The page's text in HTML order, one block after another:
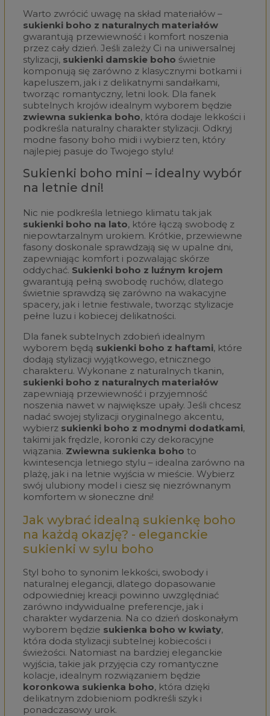
Warto zwrócić uwagę na skład materiałów –
sukienki boho z naturalnych materiałów
gwarantują przewiewność i komfort noszenia
przez cały dzień. Jeśli zależy Ci na uniwersalnej
stylizacji, sukienki damskie boho świetnie
komponują się zarówno z klasycznymi botkami i
kapeluszem, jak i z delikatnymi sandałkami,
tworząc romantyczny, letni look. Dla fanek
subtelnych krojów idealnym wyborem będzie
zwiewna sukienka boho, która dodaje lekkości i
podkreśla naturalny charakter stylizacji. Odkryj
modne fasony boho midi i wybierz ten, który
najlepiej pasuje do Twojego stylu!
Sukienki boho mini – idealny wybór
na letnie dni!
Nic nie podkreśla letniego klimatu tak jak
sukienki boho na lato, które łączą swobodę z
niepowtarzalnym urokiem. Krótkie, przewiewne
fasony doskonale sprawdzają się w upalne dni,
zapewniając komfort i pozwalając skórze
oddychać. Sukienki boho z luźnym krojem
gwarantują pełną swobodę ruchów, dlatego
świetnie sprawdzą się zarówno na wakacyjne
spacery, jak i letnie festiwale, tworząc stylizacje
pełne luzu i kobiecej delikatności.
Dla fanek subtelnych zdobień idealnym
wyborem będą sukienki boho z haftami, które
dodają stylizacji wyjątkowego, etnicznego
charakteru. Wykonane z naturalnych tkanin,
sukienki boho z naturalnych materiałów
zapewniają przewiewność i przyjemność
noszenia nawet w największe upały. Jeśli chcesz
nadać swojej stylizacji oryginalnego akcentu,
wybierz sukienki boho z modnymi dodatkami,
takimi jak frędzle, koronki czy dekoracyjne
wiązania. Zwiewna sukienka boho to
kwintesencja letniego stylu – idealna zarówno na
plażę, jak i na letnie wyjścia w mieście. Wybierz
swój ulubiony model i ciesz się niezrównanym
komfortem w słoneczne dni!
Jak wybrać idealną sukienkę boho
na każdą okazję? - eleganckie
sukienki w sylu boho
Styl boho to synonim lekkości, swobody i
naturalnej elegancji, dlatego dopasowanie
odpowiedniej kreacji powinno uwzględniać
zarówno indywidualne preferencje, jak i
charakter wydarzenia. Na co dzień doskonałym
wyborem będzie sukienka boho w kwiaty,
która doda stylizacji subtelnej kobiecości i
świeżości. Natomiast na bardziej eleganckie
wyjścia, takie jak przyjęcia czy romantyczne
kolacje, idealnym rozwiązaniem będzie
koronkowa sukienka boho, która dzięki
delikatnym zdobieniom podkreśli szyk i
ponadczasowy urok.